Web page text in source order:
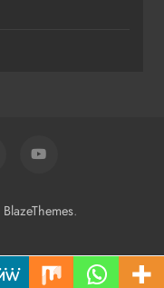
BlazeThemes.